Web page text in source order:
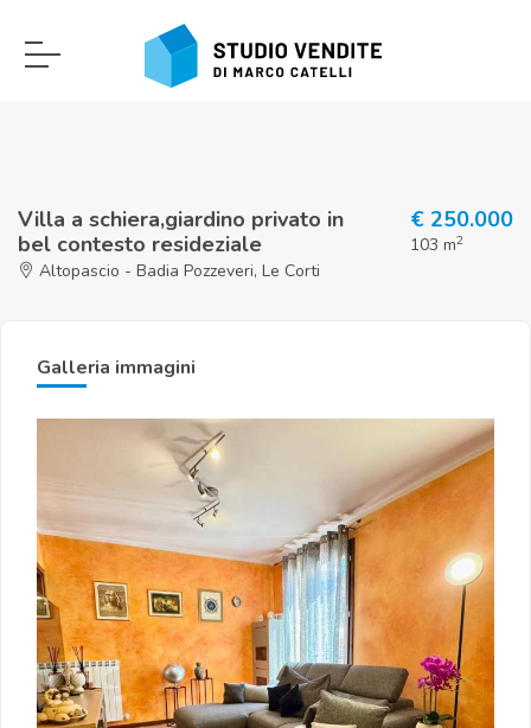
Villa a schiera,giardino privato in
bel contesto resideziale
Altopascio - Badia Pozzeveri, Le Corti
€ 250.000
103 m2
Galleria immagini